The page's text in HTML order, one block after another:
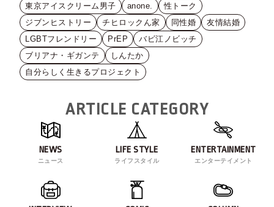
東京アイスクリーム男子
anone.
性トーク
ジブンヒストリー
チヒロックん家 同性婚
友情結婚
LGBTフレンドリー
PrEP
バビ江ノビッチ
ブリアナ・ギガンテ
しんたか
自分らしく生きるプロジェクト
ARTICLE CATEGORY
NEWS
ニュース
LIFE STYLE
ライフスタイル
ENTERTAINMENT
エンターテイメント